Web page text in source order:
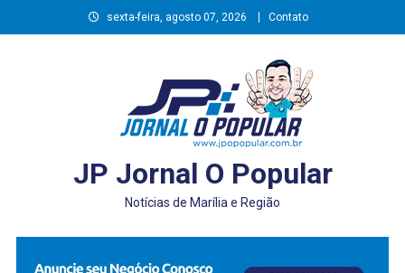
to
sexta-feira, agosto 07, 2026 Contato
JP Jornal O Popular
Notícias de Marília e Região